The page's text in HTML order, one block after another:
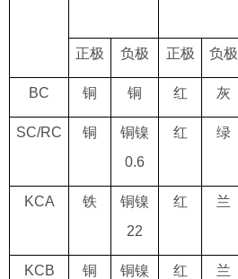
正极 负极 正极 负极
BC 铜 铜 红 灰
SC/RC 铜
铜镍
0.6
红 绿
KCA 铁
铜镍
22
红 兰
KCB 铜
铜镍
红 兰